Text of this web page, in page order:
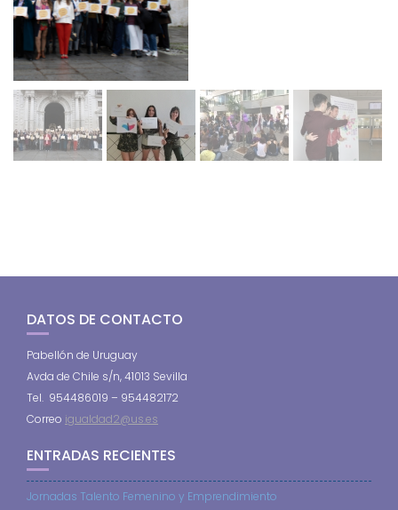
DATOS DE CONTACTO
Pabellón de Uruguay
Avda de Chile s/n, 41013 Sevilla
Tel. 954486019 – 954482172
Correo igualdad2@us.es
ENTRADAS RECIENTES
Jornadas Talento Femenino y Emprendimiento